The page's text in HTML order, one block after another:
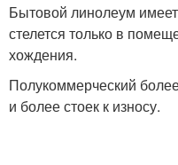
Бытовой линолеум
стелется только в
хождения.
Полукоммерческий
и более стоек к износу.